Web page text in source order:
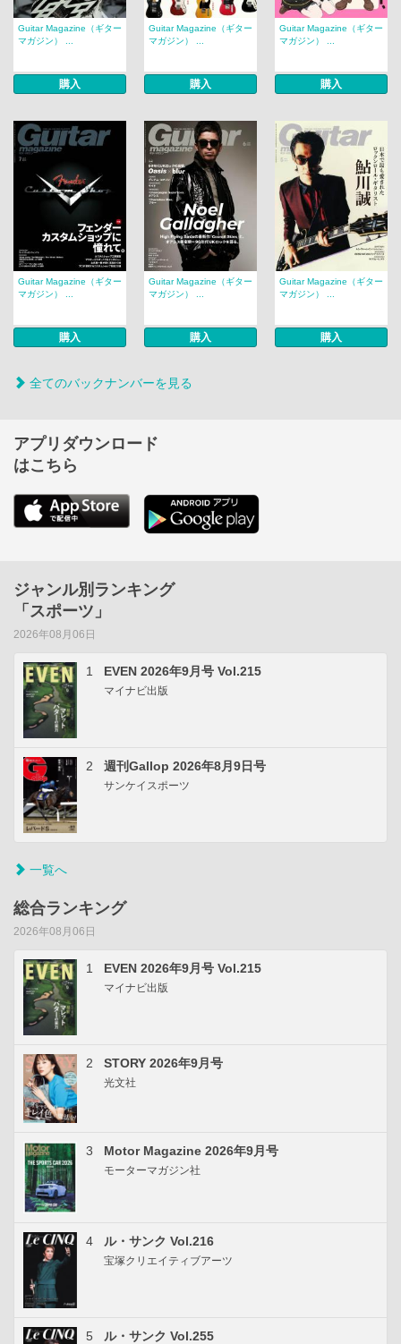
Guitar Magazine（ギター
マガジン） ...
購入
Guitar Magazine（ギター
マガジン） ...
購入
Guitar Magazine（ギター
マガジン） ...
購入
Guitar Magazine（ギター
マガジン） ...
購入
Guitar Magazine（ギター
マガジン） ...
購入
Guitar Magazine（ギター
マガジン） ...
購入
全てのバックナンバーを見る
アプリダウンロード
はこちら
ジャンル別ランキング
「スポーツ」
2026年08月06日
1 EVEN 2026年9月号 Vol.215
マイナビ出版
2 週刊Gallop 2026年8月9日号
サンケイスポーツ
一覧へ
総合ランキング
2026年08月06日
1 EVEN 2026年9月号 Vol.215
マイナビ出版
2 STORY 2026年9月号
光文社
3 Motor Magazine 2026年9月号
モーターマガジン社
4 ル・サンク Vol.216
宝塚クリエイティブアーツ
5 ル・サンク Vol.255